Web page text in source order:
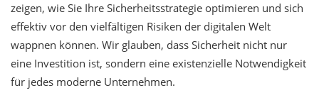
zeigen, wie Sie Ihre Sicherheitsstrategie optimieren und sich
effektiv vor den vielfältigen Risiken der digitalen Welt
wappnen können. Wir glauben, dass Sicherheit nicht nur
eine Investition ist, sondern eine existenzielle Notwendigkeit
für jedes moderne Unternehmen.